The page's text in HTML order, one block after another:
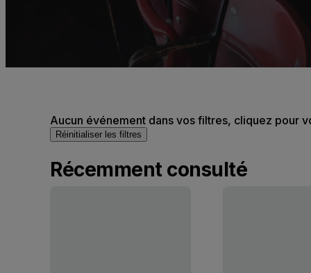
Aucun événement dans vos filtres, cliquez pour
Réinitialiser les filtres
Récemment consulté